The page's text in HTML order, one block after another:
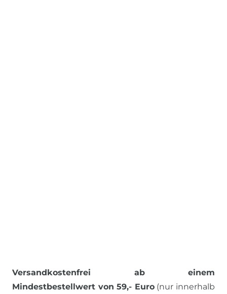
Versandkostenfrei ab einem
Mindestbestellwert von 59,- Euro(nur innerhalb